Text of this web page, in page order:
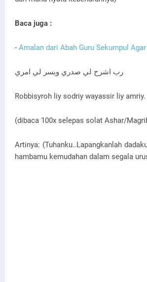
Baca juga :
- Amalan dari Abah Guru Sekumpul
رب اشرح لي صدري ويسر لي امري
Robbisyroh liy sodriy wayassir liy amriy.
(dibaca 100x selepas solat Ashar/
Artinya: (Tuhanku..Lapangkanlah
hambamu kemudahan dalam segala